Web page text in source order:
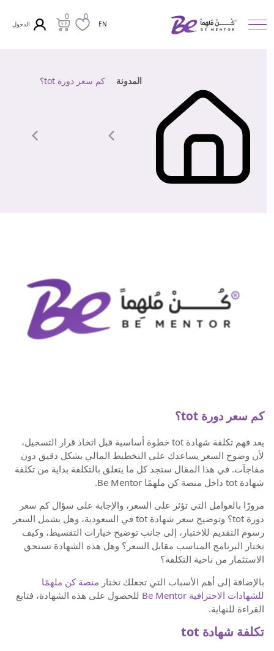
EN
0
0
الدخول
المدونة كم سعر دورة tot؟
كم سعر دورة tot؟
يعد فهم تكلفة شهادة tot خطوة أساسية قبل اتخاذ قرار التسجيل،
لأن وضوح السعر يساعدك على التخطيط المالي بشكل دقيق دون
مفاجآت. في هذا المقال ستجد كل ما يتعلق بالتكلفة بداية من تكلفة
شهادة tot داخل منصة كن ملهمًا Be Mentor.
مرورًا بالعوامل التي تؤثر على السعر، والإجابة على سؤال كم سعر
دورة tot؟ وتوضيح سعر شهادة tot في السعودية، وهل يشمل السعر
رسوم التقديم للاختبار، إلى جانب توضيح خيارات التقسيط، وكيف
تختار البرنامج المناسب مقابل السعر؟ وهل هذه الشهادة تستحق
الاستثمار من ناحية التكلفة؟
بالإضافة إلى أهم الأسباب التي تجعلك تختار منصة كن ملهمًا
للشهادات الاحترافية Be Mentor
للحصول على هذه الشهادة، فتابع
القراءة للنهاية.
تكلفة شهادة tot